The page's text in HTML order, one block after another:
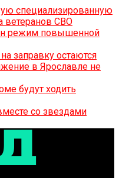
специализированную
ветеранов СВО
режим повышенной
заправку остаются
в Ярославле не
будут ходить
со звездами